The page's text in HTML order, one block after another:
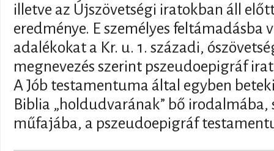
illetve az Újszövetségi iratokban áll
eredménye. E személyes
adalékokat a Kr. u. 1. századi,
megnevezés szerint pszeudoepigráf
A Jób testamentuma által egyben
Biblia „holdudvarának” bő
műfajába, a pszeudoepigráf